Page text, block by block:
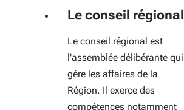
Le conseil régional
Le conseil régional est
l'assemblée délibérante qui
gère les affaires de la
Région. Il exerce des
compétences notamment